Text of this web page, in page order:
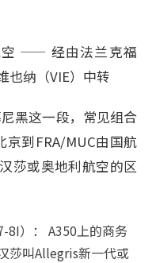
空 —— 经由法兰克福
也纳（VIE）中转
黑这一段，常见组合
到FRA/MUC由国航
莎或奥地利航空的区
8I）： A350上的商务
莎叫Allegris新一代或